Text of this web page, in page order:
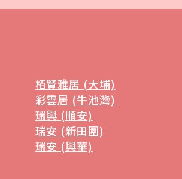
栢賢雅居 (大埔)
彩雲居 (牛池灣)
瑞興 (順安)
瑞安 (新田圍)
瑞安 (興華)